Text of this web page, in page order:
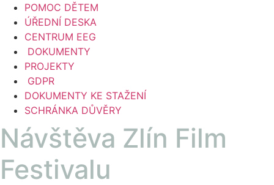
POMOC DĚTEM
ÚŘEDNÍ DESKA
CENTRUM EEG
DOKUMENTY
PROJEKTY
GDPR
DOKUMENTY KE STAŽENÍ
SCHRÁNKA DŮVĚRY
Návštěva Zlín Film
Festivalu